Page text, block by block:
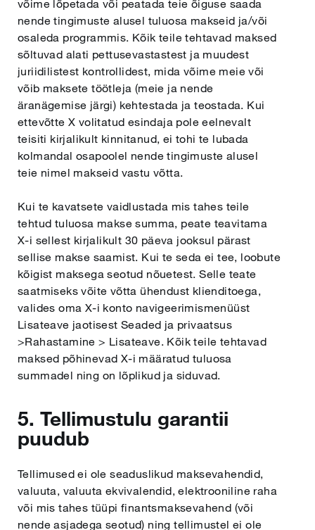
võime lõpetada või peatada teie õiguse saada
nende tingimuste alusel tuluosa makseid ja/või
osaleda programmis. Kõik teile tehtavad maksed
sõltuvad alati pettusevastastest ja muudest
juriidilistest kontrollidest, mida võime meie või
võib maksete töötleja (meie ja nende
äranägemise järgi) kehtestada ja teostada. Kui
ettevõtte X volitatud esindaja pole eelnevalt
teisiti kirjalikult kinnitanud, ei tohi te lubada
kolmandal osapoolel nende tingimuste alusel
teie nimel makseid vastu võtta.
Kui te kavatsete vaidlustada mis tahes teile
tehtud tuluosa makse summa, peate teavitama
X-i sellest kirjalikult 30 päeva jooksul pärast
sellise makse saamist. Kui te seda ei tee, loobute
kõigist maksega seotud nõuetest. Selle teate
saatmiseks võite võtta ühendust klienditoega,
valides oma X-i konto navigeerimismenüüst
Lisateave jaotisest Seaded ja privaatsus
>Rahastamine > Lisateave. Kõik teile tehtavad
maksed põhinevad X-i määratud tuluosa
summadel ning on lõplikud ja siduvad.
5. Tellimustulu garantii
puudub
Tellimused ei ole seaduslikud maksevahendid,
valuuta, valuuta ekvivalendid, elektrooniline raha
või mis tahes tüüpi finantsmaksevahend (või
nende asjadega seotud) ning tellimustel ei ole